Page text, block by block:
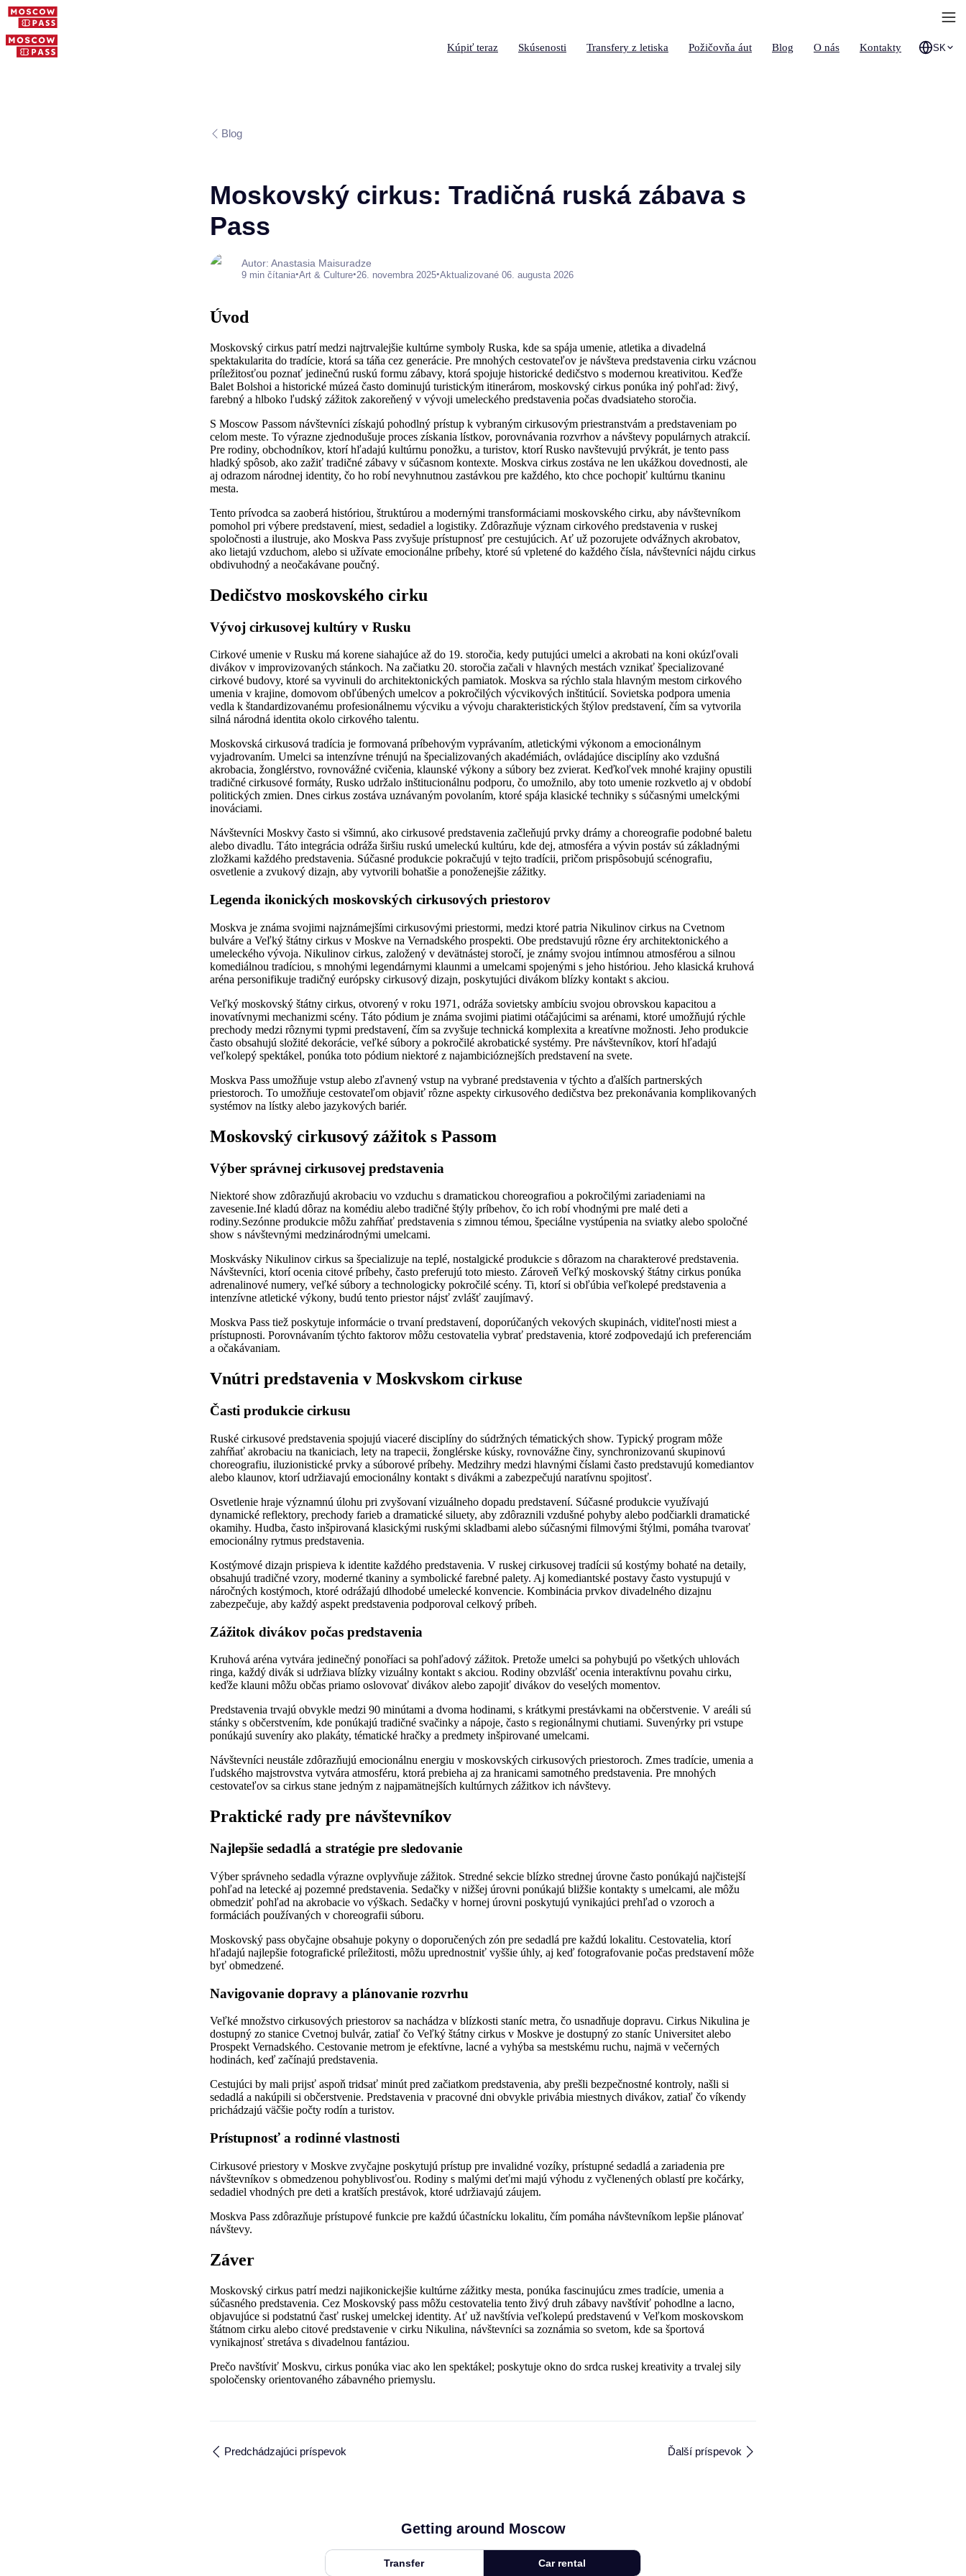
Kúpiť teraz Skúsenosti Transfery z letiska Požičovňa áut Blog O nás Kontakty SK
Blog
Moskovský cirkus: Tradičná ruská zábava s
Pass
Autor: Anastasia Maisuradze
9 min čítania•Art & Culture•26. novembra 2025•Aktualizované 06. augusta 2026
Úvod
Moskovský cirkus patrí medzi najtrvalejšie kultúrne symboly Ruska, kde sa spája umenie, atletika a divadelná
spektakularita do tradície, ktorá sa táňa cez generácie. Pre mnohých cestovateľov je návšteva predstavenia cirku vzácnou
príležitosťou poznať jedinečnú ruskú formu zábavy, ktorá spojuje historické dedičstvo s modernou kreativitou. Keďže
Balet Bolshoi a historické múzeá často dominujú turistickým itinerárom, moskovský cirkus ponúka iný pohľad: živý,
farebný a hlboko ľudský zážitok zakoreňený v vývoji umeleckého predstavenia počas dvadsiateho storočia.
S Moscow Passom návštevníci získajú pohodlný prístup k vybraným cirkusovým priestranstvám a predstaveniam po
celom meste. To výrazne zjednodušuje proces získania lístkov, porovnávania rozvrhov a návštevy populárnych atrakcií.
Pre rodiny, obchodníkov, ktorí hľadajú kultúrnu ponožku, a turistov, ktorí Rusko navštevujú prvýkrát, je tento pass
hladký spôsob, ako zažiť tradičné zábavy v súčasnom kontexte. Moskva cirkus zostáva ne len ukážkou dovednosti, ale
aj odrazom národnej identity, čo ho robí nevyhnutnou zastávkou pre každého, kto chce pochopiť kultúrnu tkaninu
mesta.
Tento prívodca sa zaoberá históriou, štruktúrou a modernými transformáciami moskovského cirku, aby návštevníkom
pomohol pri výbere predstavení, miest, sedadiel a logistiky. Zdôrazňuje význam cirkového predstavenia v ruskej
spoločnosti a ilustruje, ako Moskva Pass zvyšuje prístupnosť pre cestujúcich. Ať už pozorujete odvážnych akrobatov,
ako lietajú vzduchom, alebo si užívate emocionálne príbehy, ktoré sú vpletené do každého čísla, návštevníci nájdu cirkus
obdivuhodný a neočakávane poučný.
Dedičstvo moskovského cirku
Vývoj cirkusovej kultúry v Rusku
Cirkové umenie v Rusku má korene siahajúce až do 19. storočia, kedy putujúci umelci a akrobati na koni okúzľovali
divákov v improvizovaných stánkoch. Na začiatku 20. storočia začali v hlavných mestách vznikať špecializované
cirkové budovy, ktoré sa vyvinuli do architektonických pamiatok. Moskva sa rýchlo stala hlavným mestom cirkového
umenia v krajine, domovom obľúbených umelcov a pokročilých výcvikových inštitúcií. Sovietska podpora umenia
vedla k štandardizovanému profesionálnemu výcviku a vývoju charakteristických štýlov predstavení, čím sa vytvorila
silná národná identita okolo cirkového talentu.
Moskovská cirkusová tradícia je formovaná príbehovým vyprávaním, atletickými výkonom a emocionálnym
vyjadrovaním. Umelci sa intenzívne trénujú na špecializovaných akadémiách, ovládajúce disciplíny ako vzdušná
akrobacia, žonglérstvo, rovnovážné cvičenia, klaunské výkony a súbory bez zvierat. Keďkoľvek mnohé krajiny opustili
tradičné cirkusové formáty, Rusko udržalo inštitucionálnu podporu, čo umožnilo, aby toto umenie rozkvetlo aj v období
politických zmien. Dnes cirkus zostáva uznávaným povolaním, ktoré spája klasické techniky s súčasnými umelckými
inováciami.
Návštevníci Moskvy často si všimnú, ako cirkusové predstavenia začleňujú prvky drámy a choreografie podobné baletu
alebo divadlu. Táto integrácia odráža širšiu ruskú umeleckú kultúru, kde dej, atmosféra a vývin postáv sú základnými
zložkami každého predstavenia. Súčasné produkcie pokračujú v tejto tradícii, pričom prispôsobujú scénografiu,
osvetlenie a zvukový dizajn, aby vytvorili bohatšie a ponoženejšie zážitky.
Legenda ikonických moskovských cirkusových priestorov
Moskva je známa svojimi najznámejšími cirkusovými priestormi, medzi ktoré patria Nikulinov cirkus na Cvetnom
bulváre a Veľký štátny cirkus v Moskve na Vernadského prospekti. Obe predstavujú rôzne éry architektonického a
umeleckého vývoja. Nikulinov cirkus, založený v devätnástej storočí, je známy svojou intímnou atmosférou a silnou
komediálnou tradíciou, s mnohými legendárnymi klaunmi a umelcami spojenými s jeho históriou. Jeho klasická kruhová
aréna personifikuje tradičný európsky cirkusový dizajn, poskytujúci divákom blízky kontakt s akciou.
Veľký moskovský štátny cirkus, otvorený v roku 1971, odráža sovietsky ambíciu svojou obrovskou kapacitou a
inovatívnymi mechanizmi scény. Táto pódium je známa svojimi piatimi otáčajúcimi sa arénami, ktoré umožňujú rýchle
prechody medzi rôznymi typmi predstavení, čím sa zvyšuje technická komplexita a kreatívne možnosti. Jeho produkcie
často obsahujú složité dekorácie, veľké súbory a pokročilé akrobatické systémy. Pre návštevníkov, ktorí hľadajú
veľkolepý spektákel, ponúka toto pódium niektoré z najambicióznejších predstavení na svete.
Moskva Pass umožňuje vstup alebo zľavnený vstup na vybrané predstavenia v týchto a ďalších partnerských
priestoroch. To umožňuje cestovateľom objaviť rôzne aspekty cirkusového dedičstva bez prekonávania komplikovaných
systémov na lístky alebo jazykových bariér.
Moskovský cirkusový zážitok s Passom
Výber správnej cirkusovej predstavenia
Niektoré show zdôrazňujú akrobaciu vo vzduchu s dramatickou choreografiou a pokročilými zariadeniami na
zavesenie.Iné kladú dôraz na komédiu alebo tradičné štýly príbehov, čo ich robí vhodnými pre malé deti a
rodiny.Sezónne produkcie môžu zahŕňať predstavenia s zimnou témou, špeciálne vystúpenia na sviatky alebo spoločné
show s návštevnými medzinárodnými umelcami.
Moskvásky Nikulinov cirkus sa špecializuje na teplé, nostalgické produkcie s dôrazom na charakterové predstavenia.
Návštevníci, ktorí ocenia citové príbehy, často preferujú toto miesto. Zároveň Veľký moskovský štátny cirkus ponúka
adrenalinové numery, veľké súbory a technologicky pokročilé scény. Ti, ktorí si obľúbia veľkolepé predstavenia a
intenzívne atletické výkony, budú tento priestor nájsť zvlášť zaujímavý.
Moskva Pass tiež poskytuje informácie o trvaní predstavení, doporúčaných vekových skupinách, viditeľnosti miest a
prístupnosti. Porovnávaním týchto faktorov môžu cestovatelia vybrať predstavenia, ktoré zodpovedajú ich preferenciám
a očakávaniam.
Vnútri predstavenia v Moskvskom cirkuse
Časti produkcie cirkusu
Ruské cirkusové predstavenia spojujú viaceré disciplíny do súdržných tématických show. Typický program môže
zahŕňať akrobaciu na tkaniciach, lety na trapecii, žonglérske kúsky, rovnovážne činy, synchronizovanú skupinovú
choreografiu, iluzionistické prvky a súborové príbehy. Medzihry medzi hlavnými číslami často predstavujú komediantov
alebo klaunov, ktorí udržiavajú emocionálny kontakt s divákmi a zabezpečujú naratívnu spojitosť.
Osvetlenie hraje významnú úlohu pri zvyšovaní vizuálneho dopadu predstavení. Súčasné produkcie využívajú
dynamické reflektory, prechody farieb a dramatické siluety, aby zdôraznili vzdušné pohyby alebo podčiarkli dramatické
okamihy. Hudba, často inšpirovaná klasickými ruskými skladbami alebo súčasnými filmovými štýlmi, pomáha tvarovať
emocionálny rytmus predstavenia.
Kostýmové dizajn prispieva k identite každého predstavenia. V ruskej cirkusovej tradícii sú kostýmy bohaté na detaily,
obsahujú tradičné vzory, moderné tkaniny a symbolické farebné palety. Aj komediantské postavy často vystupujú v
náročných kostýmoch, ktoré odrážajú dlhodobé umelecké konvencie. Kombinácia prvkov divadelného dizajnu
zabezpečuje, aby každý aspekt predstavenia podporoval celkový príbeh.
Zážitok divákov počas predstavenia
Kruhová aréna vytvára jedinečný ponoříaci sa pohľadový zážitok. Pretože umelci sa pohybujú po všetkých uhlovách
ringa, každý divák si udržiava blízky vizuálny kontakt s akciou. Rodiny obzvlášť ocenia interaktívnu povahu cirku,
keďže klauni môžu občas priamo oslovovať divákov alebo zapojiť divákov do veselých momentov.
Predstavenia trvajú obvykle medzi 90 minútami a dvoma hodinami, s krátkymi prestávkami na občerstvenie. V areáli sú
stánky s občerstvením, kde ponúkajú tradičné svačinky a nápoje, často s regionálnymi chutiami. Suvenýrky pri vstupe
ponúkajú suveníry ako plakáty, tématické hračky a predmety inšpirované umelcami.
Návštevníci neustále zdôrazňujú emocionálnu energiu v moskovských cirkusových priestoroch. Zmes tradície, umenia a
ľudského majstrovstva vytvára atmosféru, ktorá prebieha aj za hranicami samotného predstavenia. Pre mnohých
cestovateľov sa cirkus stane jedným z najpamätnejších kultúrnych zážitkov ich návštevy.
Praktické rady pre návštevníkov
Najlepšie sedadlá a stratégie pre sledovanie
Výber správneho sedadla výrazne ovplyvňuje zážitok. Stredné sekcie blízko strednej úrovne často ponúkajú najčistejší
pohľad na letecké aj pozemné predstavenia. Sedačky v nižšej úrovni ponúkajú bližšie kontakty s umelcami, ale môžu
obmedziť pohľad na akrobacie vo výškach. Sedačky v hornej úrovni poskytujú vynikajúci prehľad o vzoroch a
formáciách používaných v choreografii súboru.
Moskovský pass obyčajne obsahuje pokyny o doporučených zón pre sedadlá pre každú lokalitu. Cestovatelia, ktorí
hľadajú najlepšie fotografické príležitosti, môžu uprednostniť vyššie úhly, aj keď fotografovanie počas predstavení môže
byť obmedzené.
Navigovanie dopravy a plánovanie rozvrhu
Veľké množstvo cirkusových priestorov sa nachádza v blízkosti staníc metra, čo usnadňuje dopravu. Cirkus Nikulina je
dostupný zo stanice Cvetnoj bulvár, zatiaľ čo Veľký štátny cirkus v Moskve je dostupný zo staníc Universitet alebo
Prospekt Vernadského. Cestovanie metrom je efektívne, lacné a vyhýba sa mestskému ruchu, najmä v večerných
hodinách, keď začínajú predstavenia.
Cestujúci by mali prijsť aspoň tridsať minút pred začiatkom predstavenia, aby prešli bezpečnostné kontroly, našli si
sedadlá a nakúpili si občerstvenie. Predstavenia v pracovné dni obvykle privábia miestnych divákov, zatiaľ čo víkendy
prichádzajú väčšie počty rodín a turistov.
Prístupnosť a rodinné vlastnosti
Cirkusové priestory v Moskve zvyčajne poskytujú prístup pre invalidné vozíky, prístupné sedadlá a zariadenia pre
návštevníkov s obmedzenou pohyblivosťou. Rodiny s malými deťmi majú výhodu z vyčlenených oblastí pre kočárky,
sedadiel vhodných pre deti a kratších prestávok, ktoré udržiavajú záujem.
Moskva Pass zdôrazňuje prístupové funkcie pre každú účastnícku lokalitu, čím pomáha návštevníkom lepšie plánovať
návštevy.
Záver
Moskovský cirkus patrí medzi najikonickejšie kultúrne zážitky mesta, ponúka fascinujúcu zmes tradície, umenia a
súčasného predstavenia. Cez Moskovský pass môžu cestovatelia tento živý druh zábavy navštíviť pohodlne a lacno,
objavujúce si podstatnú časť ruskej umelckej identity. Ať už navštívia veľkolepú predstavenú v Veľkom moskovskom
štátnom cirku alebo citové predstavenie v cirku Nikulina, návštevníci sa zoznámia so svetom, kde sa športová
vynikajnosť stretáva s divadelnou fantáziou.
Prečo navštíviť Moskvu, cirkus ponúka viac ako len spektákel; poskytuje okno do srdca ruskej kreativity a trvalej sily
spoločensky orientovaného zábavného priemyslu.
Predchádzajúci príspevok Ďalší príspevok
Getting around Moscow
Transfer Car rental